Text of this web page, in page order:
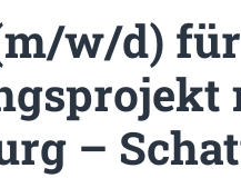
w/d) für
–